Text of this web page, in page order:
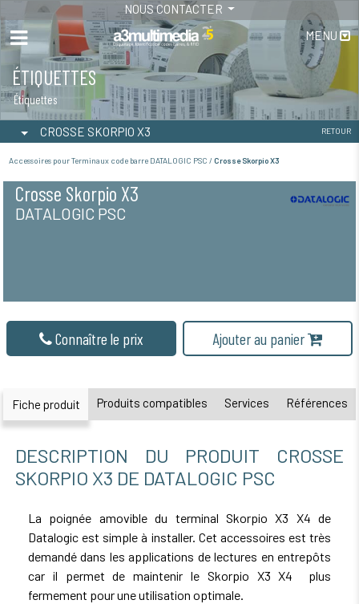
NOUS CONTACTER
MENU
ÉTIQUETTES
Étiquettes
CROSSE SKORPIO X3 RETOUR
Accessoires pour Terminaux code barre DATALOGIC PSC / Crosse Skorpio X3
Crosse Skorpio X3
DATALOGIC PSC
Connaître le prix Ajouter au panier
Fiche produit Produits compatibles Services Références
DESCRIPTION DU PRODUIT CROSSE
SKORPIO X3 DE DATALOGIC PSC
La poignée amovible du terminal Skorpio X3 X4 de
Datalogic est simple à installer. Cet accessoires est très
demandé dans les applications de lectures en entrepôts
car il permet de maintenir le Skorpio X3 X4 plus
fermement pour une utilisation optimale.